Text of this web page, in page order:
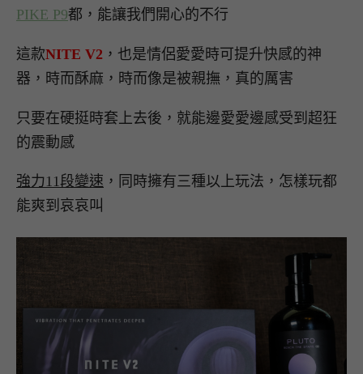
PIKE P9都，能讓我們開心的不行
這款NITE V2 ，也是情侶愛愛時可提升快感的神
器，時而酥麻，時而像是被親撫，真的厲害
只要在硬挺時套上去後，就能邊愛愛邊感受到超狂
的震動感
強力11段變速 ，同時擁有三種以上玩法，怎樣玩都
能爽到哀哀叫